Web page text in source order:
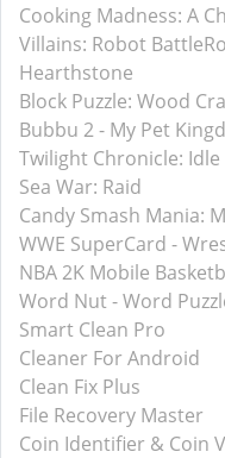
Cooking Madness: A
Villains: Robot
Hearthstone
Block Puzzle: Wood
Bubbu 2 - My Pet
Twilight Chronicle: Idle
Sea War: Raid
Candy Smash Mania:
WWE SuperCard -
NBA 2K Mobile
Word Nut - Word
Smart Clean Pro
Cleaner For Android
Clean Fix Plus
File Recovery Master
Coin Identifier & Coin